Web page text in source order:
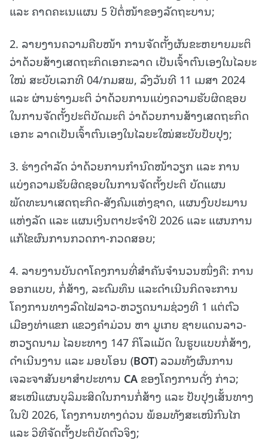
ແລະ ຄາດຄະເນແຜນ 5 ປີຕໍ່ໜ້າຂອງລັດຖະບານ;
2. ລາຍງານຄວາມຄືບໜ້າ ການຈັດຕັ້ງຜັນຂະຫຍາຍມະຕິ
ວ່າດ້ວຍສ້າງເສດຖະກິດເອກະລາດ ເປັນເຈົ້າຕົນເອງໃນໄລຍະ
ໃໝ່ ສະບັບເລກທີ 04/ກມສພ, ລົງວັນທີ 11 ເມສາ 2024
ແລະ ຜ່ານຮ່າງມະຕິ ວ່າດ້ວຍການແບ່ງຄວາມຮັບຜິດຊອບ
ໃນການຈັດຕັ້ງປະຕິບັດມະຕິ ວ່າດ້ວຍການສ້າງເສດຖະກິດ
ເອກະ ລາດເປັນເຈົ້າຕົນເອງໃນໄລຍະໃໝ່ສະບັບປັບປຸງ;
3. ຮ່າງດໍາລັດ ວ່າດ້ວຍການກຳນົດໜ້າວຽກ ແລະ ການ
ແບ່ງຄວາມຮັບຜິດຊອບໃນການຈັດຕັ້ງປະຕິ ບັດແຜນ
ພັດທະນາເສດຖະກິດ-ສັງຄົມແຫ່ງຊາດ, ແຜນງົບປະມານ
ແຫ່ງລັດ ແລະ ແຜນເງິນຕາປະຈຳປີ 2026 ແລະ ແຜນການ
ແກ້ໄຂຜົນການກວດກາ-ກວດສອບ;
4. ລາຍງານບັນດາໂຄງການທີ່ສຳຄັນຈຳນວນໜຶ່ງຄື: ການ
ອອກແບບ, ກໍ່ສ້າງ, ລະດົມທຶນ ແລະດຳເນີນກິດຈະການ
ໂຄງການທາງລົດໄຟລາວ-ຫວຽດນາມຊ່ວງທີ 1 ແຕ່ຕົວ
ເມືອງທ່າແຂກ ແຂວງຄໍາມ່ວນ ຫາ ມູເກຍ ຊາຍແດນລາວ-
ຫວຽດນາມ ໄລຍະທາງ 147 ກິໂລແມັດ ໃນຮູບແບບກໍ່ສ້າງ,
ດໍາເນີນງານ ແລະ ມອບໂອນ (BOT) ລວມທັງຜົນການ
ເຈລະຈາສັນຍາສຳປະທານ CA ຂອງໂຄງການດັ່ງ ກ່າວ;
ສະເໜີແຜນບຸລິມະສິດໃນການກໍ່ສ້າງ ແລະ ປັບປຸງເສັ້ນທາງ
ໃນປີ 2026, ໂຄງການທາງດ່ວນ ພ້ອມທັງສະເໜີກົນໄກ
ແລະ ວິທີຈັດຕັ້ງປະຕິບັດຕົວຈິງ;